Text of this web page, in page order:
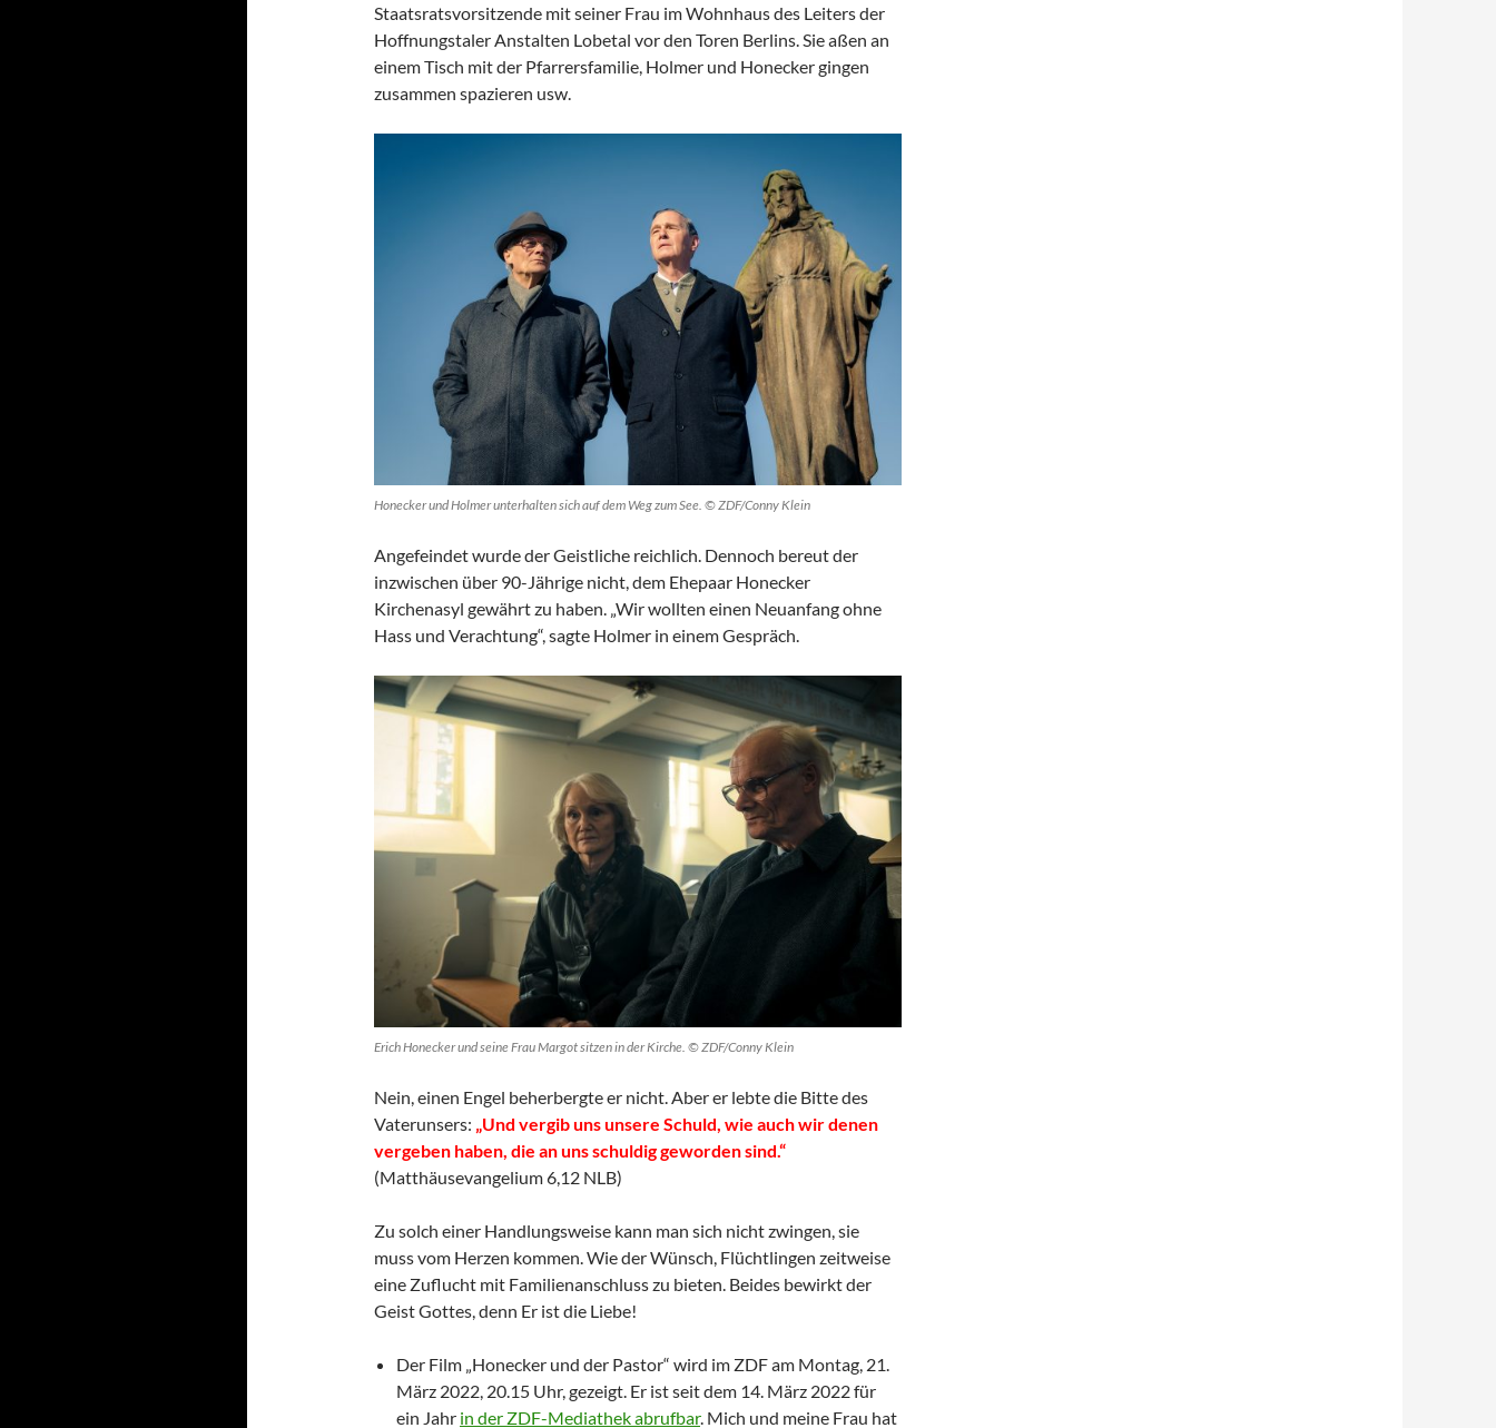
Staatsratsvorsitzende mit seiner Frau im Wohnhaus des Leiters der
Hoffnungstaler Anstalten Lobetal vor den Toren Berlins. Sie aßen an
einem Tisch mit der Pfarrersfamilie, Holmer und Honecker gingen
zusammen spazieren usw.
Honecker und Holmer unterhalten sich auf dem Weg zum See. © ZDF/Conny Klein
Angefeindet wurde der Geistliche reichlich. Dennoch bereut der
inzwischen über 90-Jährige nicht, dem Ehepaar Honecker
Kirchenasyl gewährt zu haben. „Wir wollten einen Neuanfang ohne
Hass und Verachtung“, sagte Holmer in einem Gespräch.
Erich Honecker und seine Frau Margot sitzen in der Kirche. © ZDF/Conny Klein
Nein, einen Engel beherbergte er nicht. Aber er lebte die Bitte des
Vaterunsers: „Und vergib uns unsere Schuld, wie auch wir denen
vergeben haben, die an uns schuldig geworden sind.“
(Matthäusevangelium 6,12 NLB)
Zu solch einer Handlungsweise kann man sich nicht zwingen, sie
muss vom Herzen kommen. Wie der Wünsch, Flüchtlingen zeitweise
eine Zuflucht mit Familienanschluss zu bieten. Beides bewirkt der
Geist Gottes, denn Er ist die Liebe!
Der Film „Honecker und der Pastor“ wird im ZDF am Montag, 21.
März 2022, 20.15 Uhr, gezeigt. Er ist seit dem 14. März 2022 für
ein Jahr in der ZDF-Mediathek abrufbar. Mich und meine Frau hat